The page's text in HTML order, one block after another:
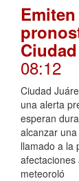
08:12
Ciudad
una alerta
esperan
alcanzar
llamado a la
afectaciones
meteoroló